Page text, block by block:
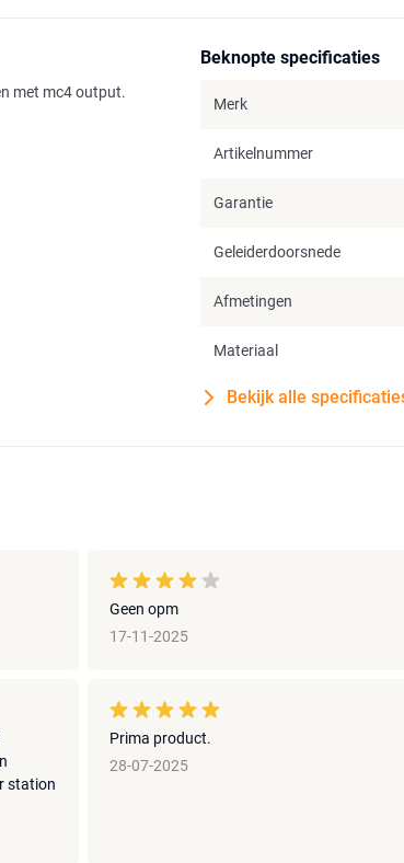
met mc4 output.
Beknopte specificaties
Merk
Artikelnummer
Garantie
Geleiderdoorsnede
Afmetingen
Materiaal
Bekijk alle
Geen opm
17-11-2025
station
Prima product.
28-07-2025